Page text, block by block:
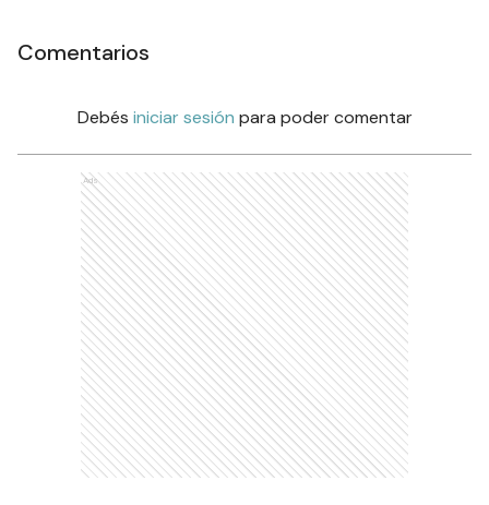
Comentarios
Debés iniciar sesión para poder comentar
Ads